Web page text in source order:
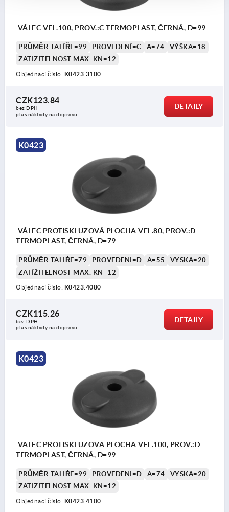
VÁLEC VEL.100, PROV.:C TERMOPLAST, ČERNÁ, D=99
PRŮMĚR TALÍŘE=99 PROVEDENÍ=C A=74
VÝŠKA=18
ZATÍŽITELNOST MAX. KN=12
Objednací číslo: K0423.3100
CZK123.84
bez DPH
plus náklady na dopravu
DETAILY
K0423
VÁLEC PROTISKLUZOVÁ PLOCHA VEL.80, PROV.:D
TERMOPLAST, ČERNÁ, D=79
PRŮMĚR TALÍŘE=79 PROVEDENÍ=D A=55
VÝŠKA=20
ZATÍŽITELNOST MAX. KN=12
Objednací číslo: K0423.4080
CZK115.26
bez DPH
plus náklady na dopravu
DETAILY
K0423
VÁLEC PROTISKLUZOVÁ PLOCHA VEL.100, PROV.:D
TERMOPLAST, ČERNÁ, D=99
PRŮMĚR TALÍŘE=99 PROVEDENÍ=D A=74
VÝŠKA=20
ZATÍŽITELNOST MAX. KN=12
Objednací číslo: K0423.4100